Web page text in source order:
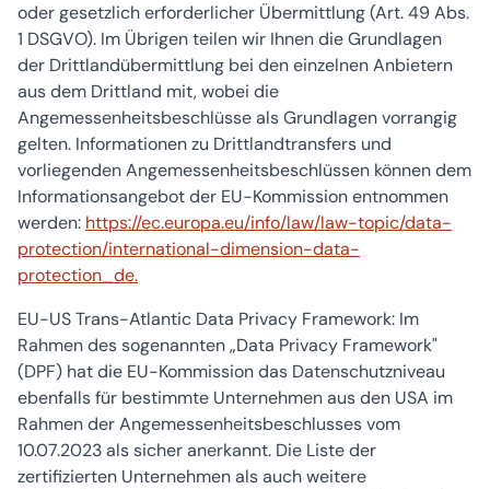
oder gesetzlich erforderlicher Übermittlung (Art. 49 Abs.
1 DSGVO). Im Übrigen teilen wir Ihnen die Grundlagen
der Drittlandübermittlung bei den einzelnen Anbietern
aus dem Drittland mit, wobei die
Angemessenheitsbeschlüsse als Grundlagen vorrangig
gelten. Informationen zu Drittlandtransfers und
vorliegenden Angemessenheitsbeschlüssen können dem
Informationsangebot der EU-Kommission entnommen
werden: https://ec.europa.eu/info/law/law-topic/data-
protection/international-dimension-data-
protection_de.
EU-US Trans-Atlantic Data Privacy Framework: Im
Rahmen des sogenannten „Data Privacy Framework"
(DPF) hat die EU-Kommission das Datenschutzniveau
ebenfalls für bestimmte Unternehmen aus den USA im
Rahmen der Angemessenheitsbeschlusses vom
10.07.2023 als sicher anerkannt. Die Liste der
zertifizierten Unternehmen als auch weitere